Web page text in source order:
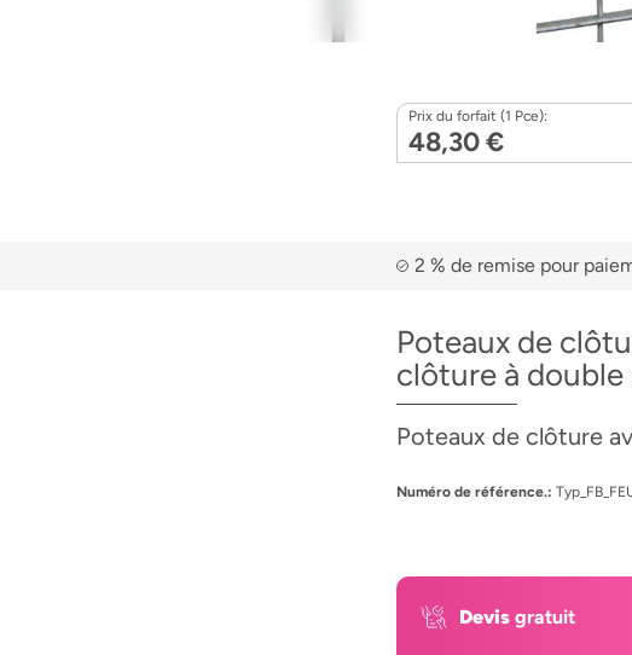
Prix du forfait (1 Pce):
48,30 €
2 % de remise pour
Poteaux de
clôture à double
Poteaux de clôture
Numéro de référence.:
Devis gratuit